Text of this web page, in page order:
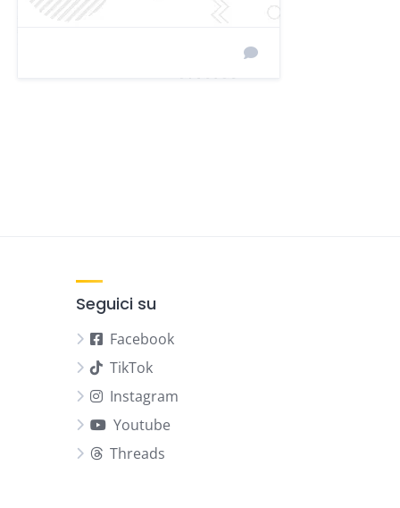
Seguici su
Facebook
TikTok
Instagram
Youtube
Threads